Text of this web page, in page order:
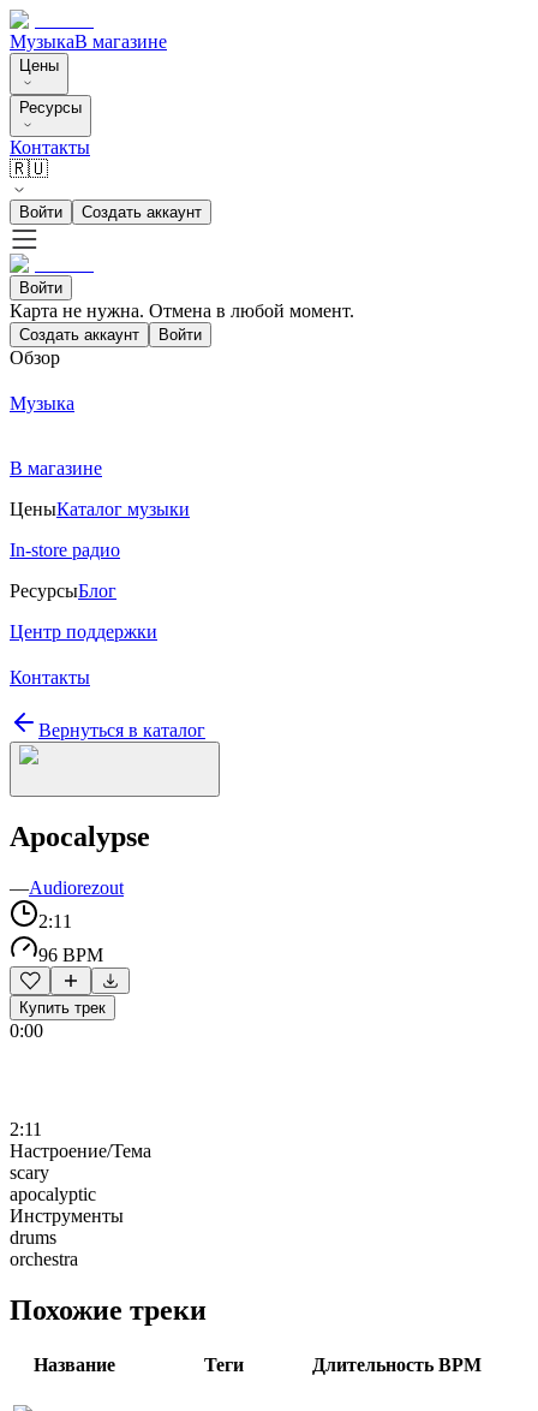
МузыкаВ магазине
Цены
Ресурсы
Контакты
🇷🇺
Войти Создать аккаунт
Войти
Карта не нужна. Отмена в любой момент.
Создать аккаунт Войти
Обзор
Музыка
В магазине
ЦеныКаталог музыки
In-store радио
РесурсыБлог
Центр поддержки
Контакты
Вернуться в каталог
Apocalypse
—Audiorezout
2:11
96 BPM
Купить трек
0:00
2:11
Настроение/Тема
scary
apocalyptic
Инструменты
drums
orchestra
Похожие треки
Название Теги Длительность BPM